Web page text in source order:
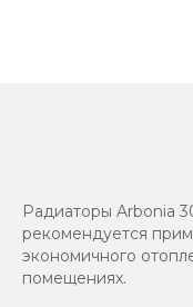
Радиаторы Arbonia
рекомендуется
экономичного
помещениях.